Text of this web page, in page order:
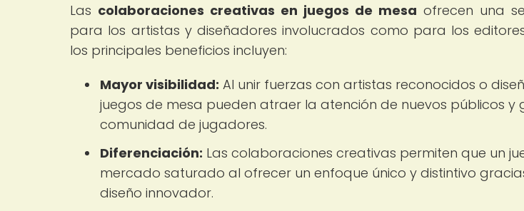
Las colaboraciones creativas en juegos de mesa ofrecen una
para los artistas y diseñadores involucrados como para los
los principales beneficios incluyen:
Mayor visibilidad: Al unir fuerzas con artistas reconocidos o
juegos de mesa pueden atraer la atención de nuevos públicos y
comunidad de jugadores.
Diferenciación: Las colaboraciones creativas permiten que un
mercado saturado al ofrecer un enfoque único y distintivo
diseño innovador.